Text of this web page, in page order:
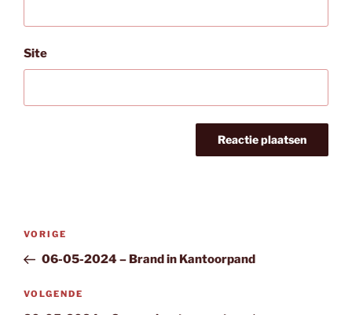
Site
Bericht
Vorig
bericht
VORIGE
06-05-2024 – Brand in Kantoorpand
Volgend
VOLGENDE